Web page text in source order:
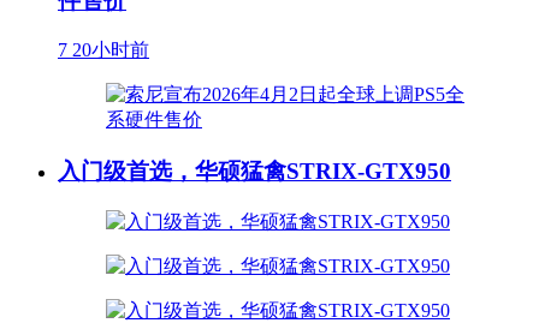
7 20小时前
入门级首选，华硕猛禽STRIX-GTX950